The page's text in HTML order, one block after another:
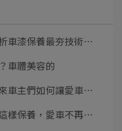
車漆保養最夯技術⋯
車體美容的
車主們如何讓愛車⋯
樣保養，愛車不再⋯